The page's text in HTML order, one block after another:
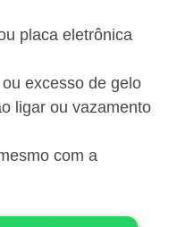
placa eletrônica
excesso de gelo
ligar ou vazamento
com a